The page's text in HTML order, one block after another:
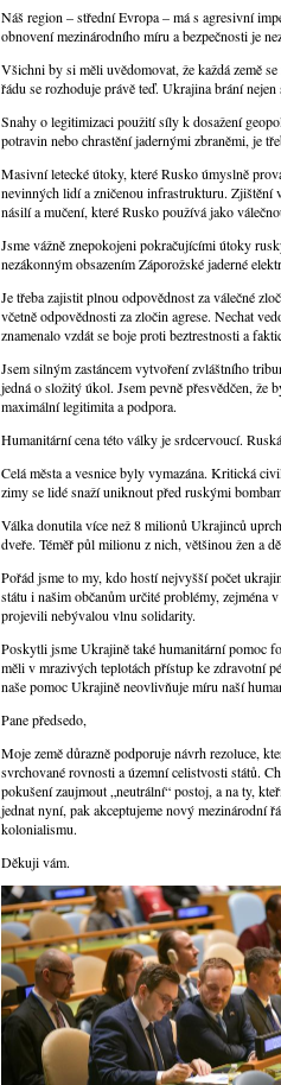
Náš region – střední Evropa – má s agresivní
obnovení mezinárodního míru a bezpečnosti je
Všichni by si měli uvědomovat, že každá země
řádu se rozhoduje právě teď. Ukrajina brání
Snahy o legitimizaci použití síly k dosažení
potravin nebo chrastění jadernými zbraněmi, je
Masivní letecké útoky, které Rusko úmyslně
nevinných lidí a zničenou infrastrukturu.
násilí a mučení, které Rusko používá jako
Jsme vážně znepokojeni pokračujícími útoky
nezákonným obsazením Záporožské jaderné
Je třeba zajistit plnou odpovědnost za válečné
včetně odpovědnosti za zločin agrese. Nechat
znamenalo vzdát se boje proti beztrestnosti a
Jsem silným zastáncem vytvoření zvláštního
jedná o složitý úkol. Jsem pevně přesvědčen, že
maximální legitimita a podpora.
Humanitární cena této války je srdcervoucí.
Celá města a vesnice byly vymazána. Kritická
zimy se lidé snaží uniknout před ruskými
Válka donutila více než 8 milionů Ukrajinců
dveře. Téměř půl milionu z nich, většinou žen a
Pořád jsme to my, kdo hostí nejvyšší počet
státu i našim občanům určité problémy, zejména
projevili nebývalou vlnu solidarity.
Poskytli jsme Ukrajině také humanitární pomoc
měli v mrazivých teplotách přístup ke zdravotní
naše pomoc Ukrajině neovlivňuje míru naší
Pane předsedo,
Moje země důrazně podporuje návrh rezoluce,
svrchované rovnosti a územní celistvosti států.
pokušení zaujmout „neutrální“ postoj, a na ty,
jednat nyní, pak akceptujeme nový mezinárodní
kolonialismu.
Děkuji vám.